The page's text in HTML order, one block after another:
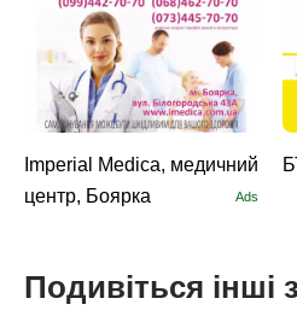
Imperial Medica, медичний
центр, Боярка
Ads
Подивіться інші